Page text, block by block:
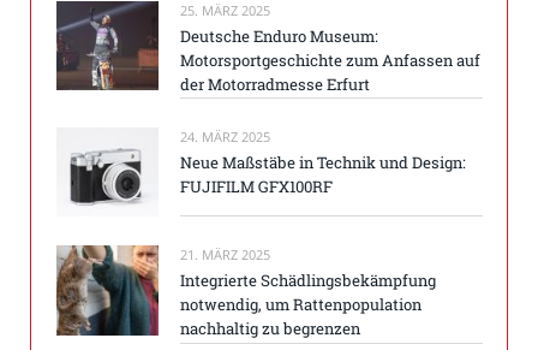
25. MÄRZ 2025
Deutsche Enduro Museum:
Motorsportgeschichte zum Anfassen auf
der Motorradmesse Erfurt
24. MÄRZ 2025
Neue Maßstäbe in Technik und Design:
FUJIFILM GFX100RF
21. MÄRZ 2025
Integrierte Schädlingsbekämpfung
notwendig, um Rattenpopulation
nachhaltig zu begrenzen